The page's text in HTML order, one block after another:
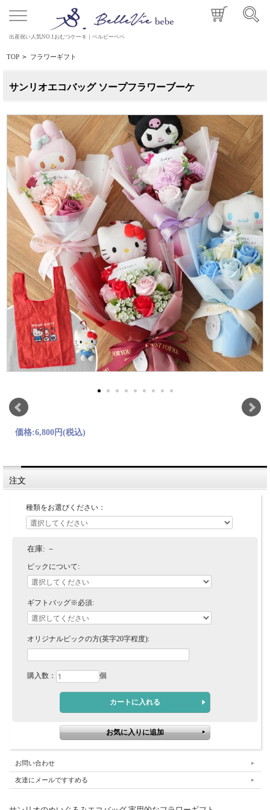
出産祝い人気NO.1おむつケーキ｜ベルビーベベ
TOP > フラワーギフト
サンリオエコバッグ ソープフラワーブーケ
価格:6,800円(税込)
注文
種類をお選びください：
在庫: －
ピックについて:
ギフトバッグ※必須:
オリジナルピックの方(英字20字程度):
購入数： 個
お問い合わせ
友達にメールですすめる